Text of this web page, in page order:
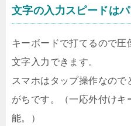
文字の入力スピードは
キーボードで打てるので圧
文字入力できます。
スマホはタップ操作なので
がちです。（一応外付け
能。）